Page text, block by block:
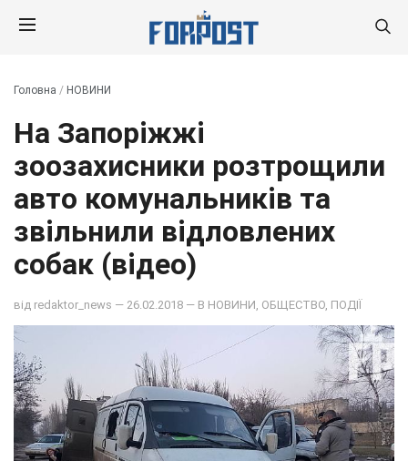
Головна / НОВИНИ
На Запоріжжі
зоозахисники розтрощили
авто комунальників та
звільнили відловлених
собак (відео)
від redaktor_news — 26.02.2018 — В НОВИНИ ОБЩЕСТВО ПОДІЇ